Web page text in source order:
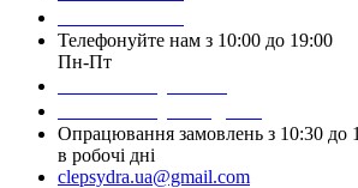
Телефонуйте нам з 10:00 до 19:00
Пн-Пт
Опрацювання замовлень з 10:30 до
в робочі дні
clepsydra.ua@gmail.com